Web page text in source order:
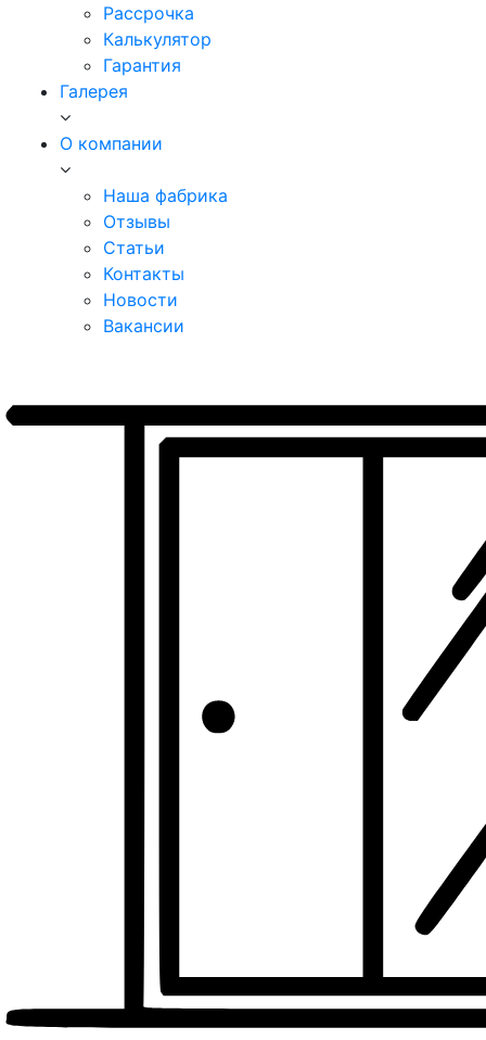
Рассрочка
Калькулятор
Гарантия
Галерея
О компании
Наша фабрика
Отзывы
Статьи
Контакты
Новости
Вакансии